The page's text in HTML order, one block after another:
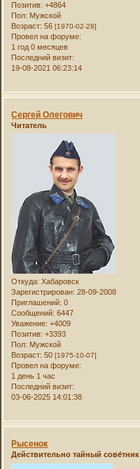
Позитив: +4864
Пол: Мужской
Возраст: 56[1970-02-28]
Провел на форуме:
1 год 0 месяцев
Последний визит:
19-08-2021 06:23:14
Сергей Олегович
Читатель
Откуда: Хабаровск
Зарегистрирован: 28-09-2008
Приглашений: 0
Сообщений: 6447
Уважение: +4009
Позитив: +3393
Пол: Мужской
Возраст: 50[1975-10-07]
Провел на форуме:
1 день 1 час
Последний визит:
03-06-2025 14:01:38
Рысенок
Действительно тайный сове́тник